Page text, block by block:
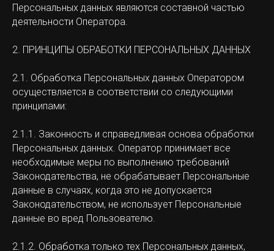
Персональных данных являются составной частью
деятельности Оператора.
2. ПРИНЦИПЫ ОБРАБОТКИ ПЕРСОНАЛЬНЫХ ДАННЫХ
2.1. Обработка Персональных данных Оператором
осуществляется в соответствии со следующими
принципами:
2.1.1. Законность и справедливая основа обработки
Персональных данных. Оператор принимает все
необходимые меры по выполнению требований
Законодательства, не обрабатывает Персональные
данные в случаях, когда это не допускается
Законодательством, не использует Персональные
данные во вред Пользователю.
2.1.2. Обработка только тех Персональных данных,